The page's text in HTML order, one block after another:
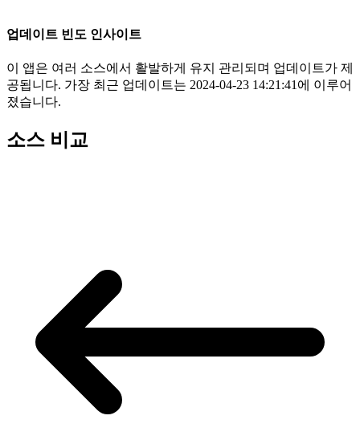
업데이트 빈도 인사이트
이 앱은 여러 소스에서 활발하게 유지 관리되며 업데이트가 제
공됩니다. 가장 최근 업데이트는 2024-04-23 14:21:41에 이루어
졌습니다.
소스 비교